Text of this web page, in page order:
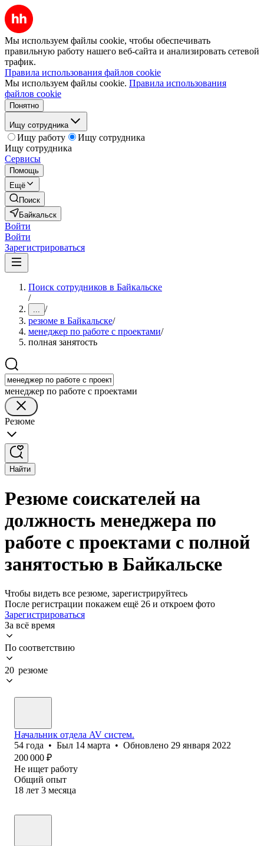
Мы используем файлы cookie, чтобы обеспечивать
правильную работу нашего веб-сайта и анализировать сетевой
трафик.
Правила использования файлов cookie
Мы используем файлы cookie. Правила использования
файлов cookie
Понятно
Ищу сотрудника
Ищу работу
Ищу сотрудника
Ищу сотрудника
Сервисы
Помощь
Ещё
Поиск
Байкальск
Войти
Войти
Зарегистрироваться
Поиск сотрудников в Байкальске
/
... /
резюме в Байкальске/
менеджер по работе с проектами/
полная занятость
менеджер по работе с проектами
Резюме
Найти
Резюме соискателей на
должность менеджера по
работе с проектами с полной
занятостью в Байкальске
Чтобы видеть все резюме, зарегистрируйтесь
После регистрации покажем ещё 26 и откроем фото
Зарегистрироваться
За всё время
По соответствию
20 резюме
Начальник отдела AV систем.
54 года • Был 14 марта • Обновлено 29 января 2022
200 000 ₽
Не ищет работу
Общий опыт
18 лет 3 месяца